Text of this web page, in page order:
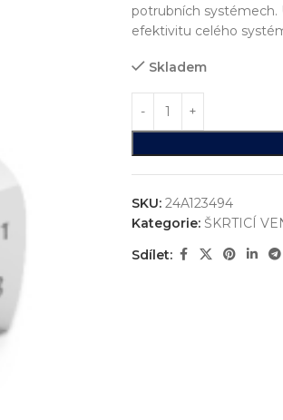
více než
zařízení, která nejsou sériově
potrubních systémech.
efektivitu celého
Skladem
SKU: 24A123494
Kategorie: ŠKRTICÍ
Sdílet: